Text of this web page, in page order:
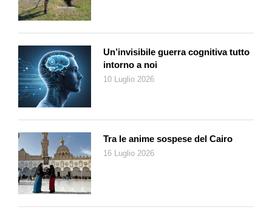
Un’invisibile guerra cognitiva tutto
intorno a noi
10 Luglio 2026
Tra le anime sospese del Cairo
16 Luglio 2026